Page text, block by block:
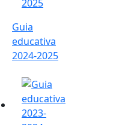
Guia
educativa
2024-2025
Guia educativa 2023-2024